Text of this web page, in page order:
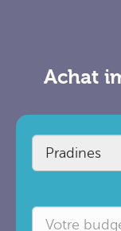
Achat